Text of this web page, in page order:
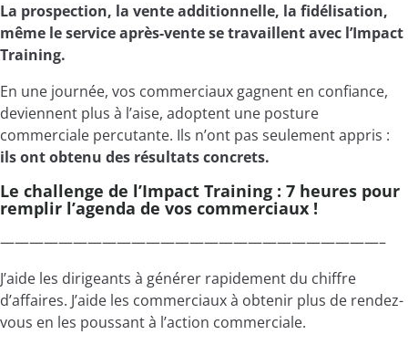
La prospection, la vente additionnelle, la fidélisation,
même le service après-vente se travaillent avec l’Impact
Training.
En une journée, vos commerciaux gagnent en confiance,
deviennent plus à l’aise, adoptent une posture
commerciale percutante. Ils n’ont pas seulement appris :
ils ont obtenu des résultats concrets.
Le challenge de l’Impact Training : 7 heures pour
remplir l’agenda de vos commerciaux !
——————————————————————————–
J’aide les dirigeants à générer rapidement du chiffre
d’affaires. J’aide les commerciaux à obtenir plus de rendez-
vous en les poussant à l’action commerciale.